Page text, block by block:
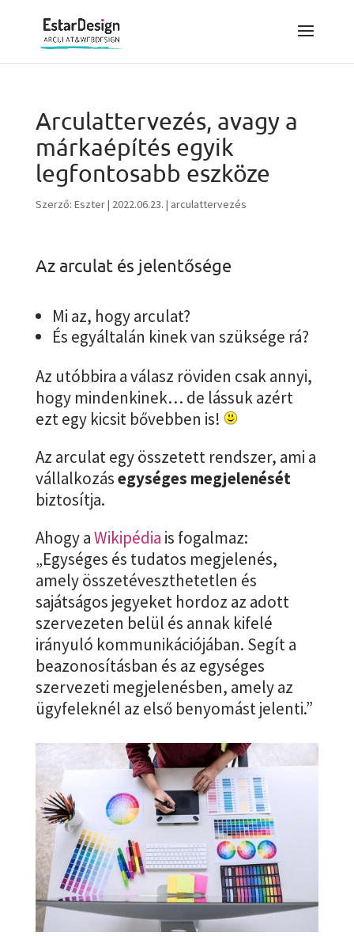
Arculattervezés, avagy a
márkaépítés egyik
legfontosabb eszköze
Szerző: Eszter| 2022.06.23. | arculattervezés
Az arculat és jelentősége
Mi az, hogy arculat?
És egyáltalán kinek van szüksége rá?
Az utóbbira a válasz röviden csak annyi,
hogy mindenkinek… de lássuk azért
ezt egy kicsit bővebben is!
Az arculat egy összetett rendszer, ami a
vállalkozásegységes megjelenését
biztosítja.
Ahogy aWikipédia is fogalmaz:
„Egységes és tudatos megjelenés,
amely összetéveszthetetlen és
sajátságos jegyeket hordoz az adott
szervezeten belül és annak kifelé
irányuló kommunikációjában. Segít a
beazonosításban és az egységes
szervezeti megjelenésben, amely az
ügyfeleknél az első benyomást jelenti.”